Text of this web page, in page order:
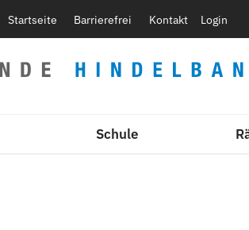
Startseite Barrierefrei Kontakt Login
Schule